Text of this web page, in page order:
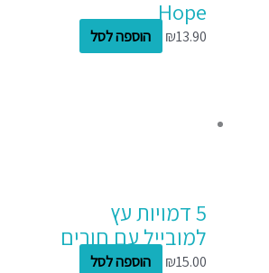
Hope
₪13.90 הוספה לסל
5 דמויות עץ
למובייל עם חורים
₪15.00 הוספה לסל